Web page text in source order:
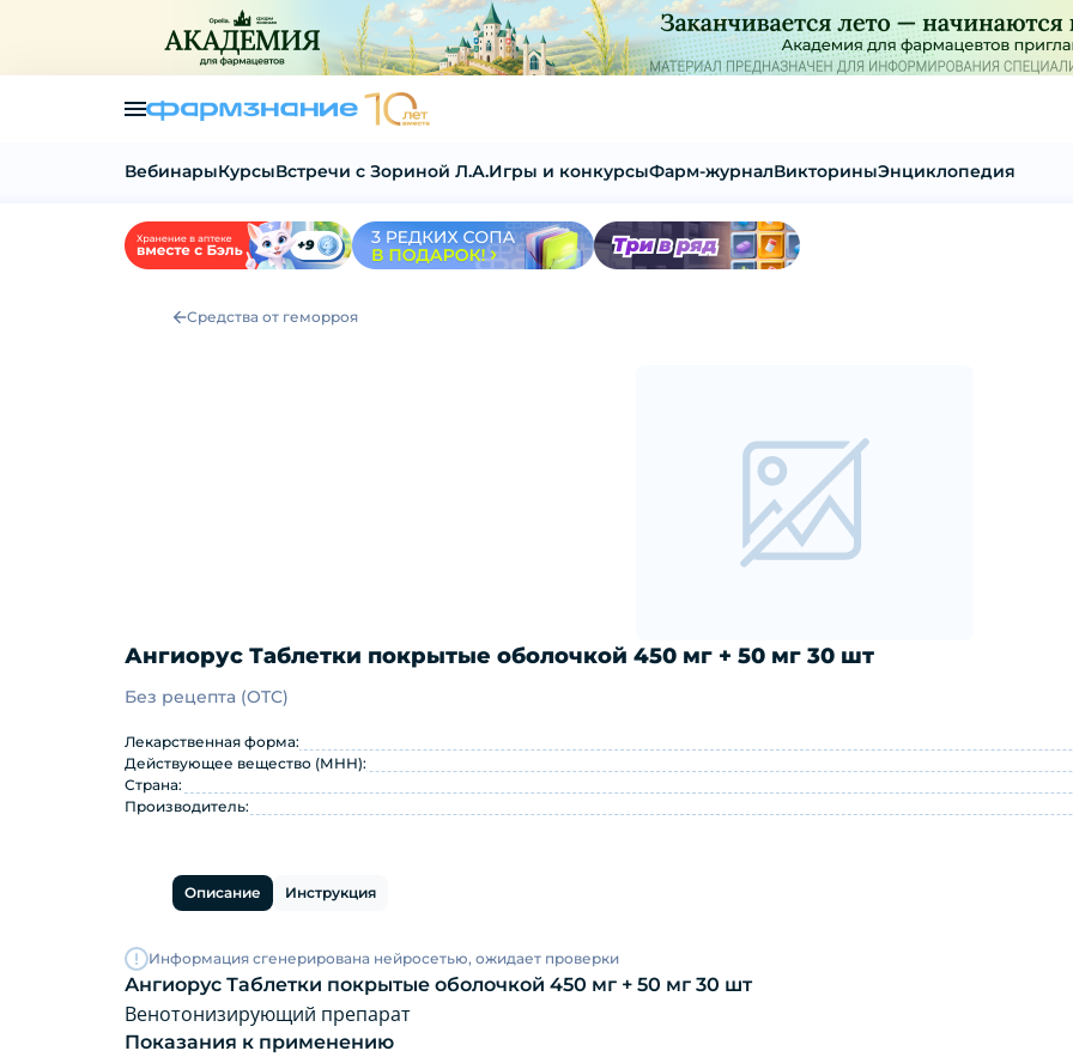
ВебинарыКурсыВстречи с Зориной Л.А.Игры и конкурсыФарм-журналВикториныЭнциклопедия
Средства от геморроя
Ангиорус Таблетки покрытые оболочкой 450 мг + 50 мг 30 шт
Ангиорус Таблетки покрытые оболочкой 450 мг + 50 мг 30 шт:
Без рецепта (OTC)
Лекарственная форма:
Действующее вещество (МНН):
Страна:
Производитель:
Описание Инструкция
Информация сгенерирована нейросетью, ожидает проверки
Ангиорус Таблетки покрытые оболочкой 450 мг + 50 мг 30 шт
Венотонизирующий препарат
Показания к применению